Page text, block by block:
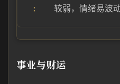
较弱，情绪易波
事业与财运